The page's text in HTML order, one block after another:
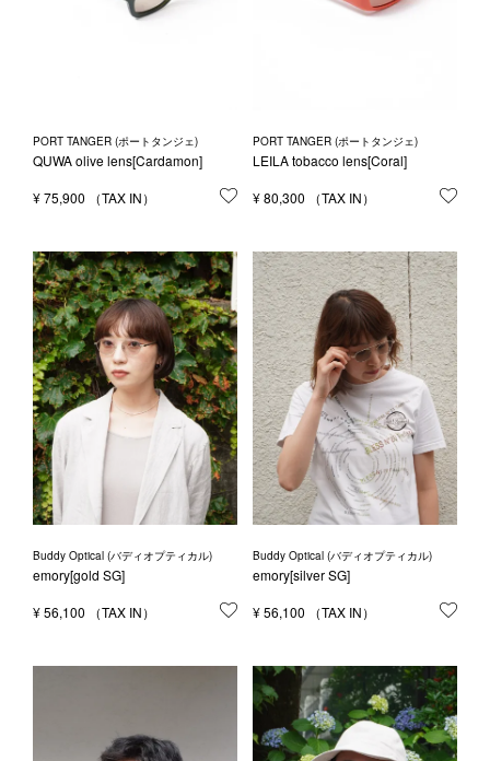
PORT TANGER (ポートタンジェ)
QUWA olive lens[Cardamon]
¥75,900 お気に入りに登録する
PORT TANGER (ポートタンジェ)
LEILA tobacco lens[Coral]
¥80,300
Buddy Optical (バディオプティカル)
emory[gold SG]
¥56,100 お気に入りに登録する
Buddy Optical (バディオプティカル)
emory[silver SG]
¥56,100